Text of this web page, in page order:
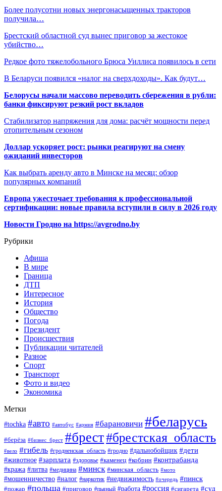
Более полусотни новых энергонасыщенных тракторов
получила…
Брестский областной суд вынес приговор за жестокое
убийство…
Редкое фото тяжелобольного Брюса Уиллиса появилось в сети
В Беларуси появился «налог на сверхдоходы». Как будут…
Белорусы начали массово переводить сбережения в рубли:
банки фиксируют резкий рост вкладов
Стабилизатор напряжения для дома: расчёт мощности перед
отопительным сезоном
Доллар ускоряет рост: рынки реагируют на смену
ожиданий инвесторов
Как выбрать аренду авто в Минске на месяц: обзор
популярных компаний
Европа ужесточает требования к профессиональной
сертификации: новые правила вступили в силу в 2026 году
Новости Гродно на https://avgrodno.by
Рубрики
Афиша
В мире
Граница
ДТП
Интересное
История
Общество
Погода
Президент
Происшествия
Публикации читателей
Разное
Спорт
Транспорт
Фото и видео
Экономика
Метки
#tochka #авто #автобус #армия #барановичи #беларусь
#берёза #бизнес_брест #брест#брестская_область
#вело #гибель #гродненская_область #гродно #дальнобойщик #дети
#животное #зарплата #здоровье #каменец #кобрин #контрабанда
#кража #литва #медицина #минск #минская_область #мото
#мошенничество #налог #наркотик #недвижимость #очередь #пинск
#пожар #польша #приговор #пьяный #работа #россия #сигарета #суд